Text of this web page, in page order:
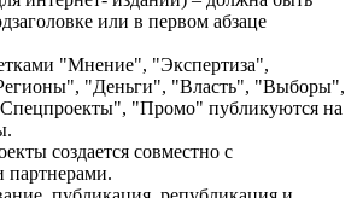
или в первом абзаце
"Мнение", "Экспертиза",
"Деньги", "Власть", "Выборы",
"Промо" публикуются на
создается совместно с
партнерами.